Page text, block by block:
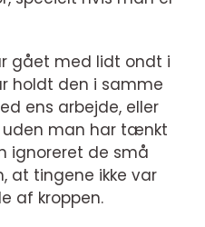
gået med lidt ondt i
holdt den i samme
ens arbejde, eller
man har tænkt
ignoreret de små
at tingene ikke var
af kroppen.